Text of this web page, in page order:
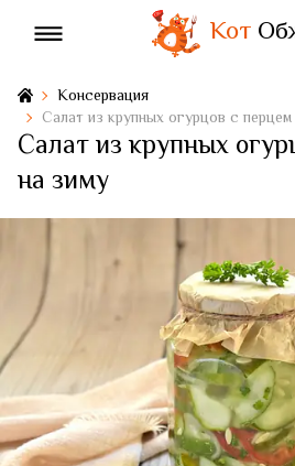
Кот
Консервация
Салат из крупных огурцов с
Салат из крупных
на зиму